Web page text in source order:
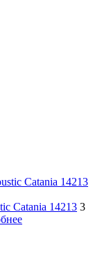
Catania 14213 3